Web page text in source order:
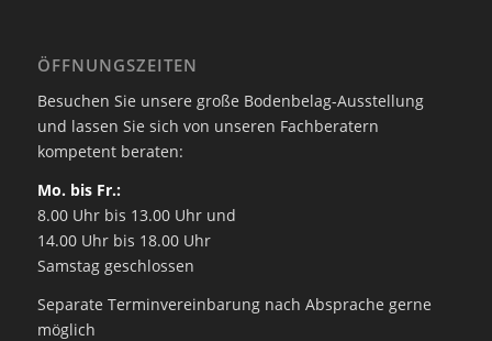
ÖFFNUNGSZEITEN
Besuchen Sie unsere große Bodenbelag-Ausstellung
und lassen Sie sich von unseren Fachberatern
kompetent beraten:
Mo. bis Fr.:
8.00 Uhr bis 13.00 Uhr und
14.00 Uhr bis 18.00 Uhr
Samstag geschlossen
Separate Terminvereinbarung nach Absprache gerne
möglich